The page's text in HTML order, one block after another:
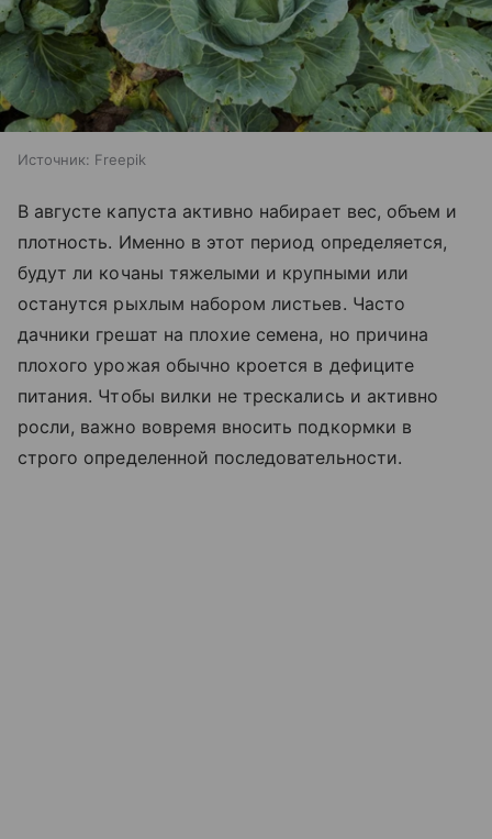
Источник: Freepik
В августе капуста активно набирает вес, объем и
плотность. Именно в этот период определяется,
будут ли кочаны тяжелыми и крупными или
останутся рыхлым набором листьев. Часто
дачники грешат на плохие семена, но причина
плохого урожая обычно кроется в дефиците
питания. Чтобы вилки не трескались и активно
росли, важно вовремя вносить подкормки в
строго определенной последовательности.